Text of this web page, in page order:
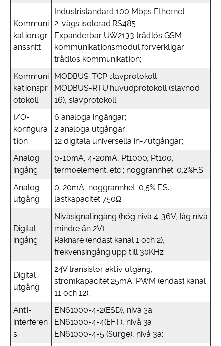
Kommuni
kationsgr
änssnitt
Industristandard 100 Mbps Ethernet
2-vägs isolerad RS485
Expanderbar UW2133 trådlös GSM-
kommunikationsmodul förverkligar
trådlös kommunikation;
Kommuni
kationspr
otokoll
MODBUS-TCP slavprotokoll
MODBUS-RTU huvudprotokoll (slavnod
16), slavprotokoll:
I/O-
konfigura
tion
6 analoga ingångar;
2 analoga utgångar;
12 digitala universella in-/utgångar;
Analog
ingång
0-10mA, 4-20mA, Pt1000, Pt100,
termoelement, etc.; noggrannhet: 0,2%F.S
Analog
utgång
0-20mA, noggrannhet: 0,5% F.S.,
lastkapacitet 750Ω
Digital
ingång
Nivåsignalingång (hög nivå 4-36V, låg nivå
mindre än 2V);
Räknare (endast kanal 1 och 2),
frekvensingång upp till 30KHz
Digital
utgång
24V transistor aktiv utgång,
strömkapacitet 25mA; PWM (endast kanal
11 och 12);
Anti-
interferen
s
EN61000-4-2(ESD), nivå 3a
EN61000-4-4(EFT), nivå 3a
EN61000-4-5 (Surge), nivå 3a: